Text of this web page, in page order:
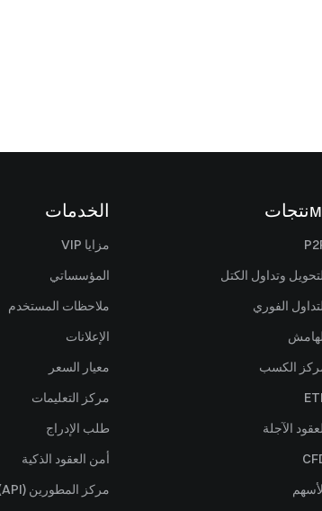
وتداول الكتل
الفوري
الكسب
الآجلة
الخدمات
مزايا VIP
المؤسساتي
ملاحظات المستخدم
الإعلانات
معيار السعر
مركز التعليمات
طلب الإدراج
أمن العقود الذكية
مركز المطورين (API)